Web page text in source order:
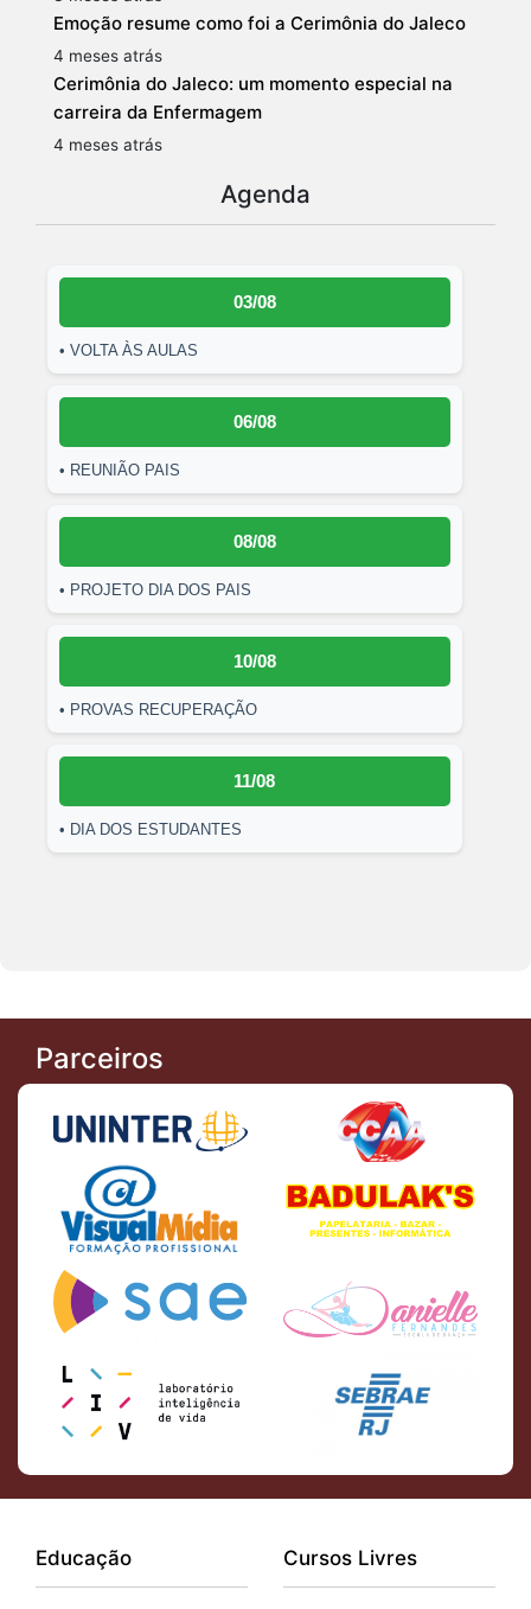
Emoção resume como foi a Cerimônia do Jaleco
4 meses atrás
Cerimônia do Jaleco: um momento especial na
carreira da Enfermagem
4 meses atrás
Agenda
03/08
• VOLTA ÀS AULAS
06/08
• REUNIÃO PAIS
08/08
• PROJETO DIA DOS PAIS
10/08
• PROVAS RECUPERAÇÃO
11/08
• DIA DOS ESTUDANTES
Parceiros
Educação Cursos Livres